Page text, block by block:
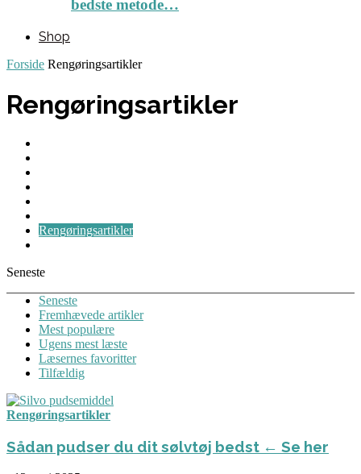
bedste metode…
Shop
Forside Rengøringsartikler
Rengøringsartikler
Rengøringsartikler
Seneste
Seneste
Fremhævede artikler
Mest populære
Ugens mest læste
Læsernes favoritter
Tilfældig
Rengøringsartikler
Sådan pudser du dit sølvtøj bedst ← Se her